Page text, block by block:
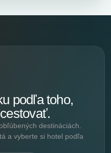
podľa toho,
destináciách.
a vyberte si hotel podľa